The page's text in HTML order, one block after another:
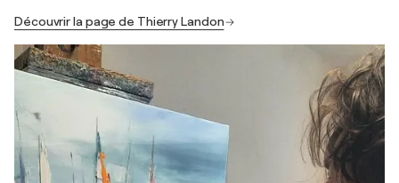
Découvrir la page de Thierry Landon